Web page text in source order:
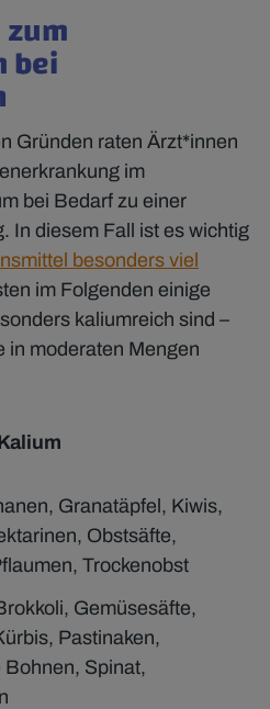
bei
Gründen raten Ärzt*innen
im
bei Bedarf zu einer
In diesem Fall ist es wichtig
besonders viel
im Folgenden einige
kaliumreich sind –
in moderaten Mengen
Granatäpfel, Kiwis,
Obstsäfte,
Trockenobst
Gemüsesäfte,
Pastinaken,
Spinat,